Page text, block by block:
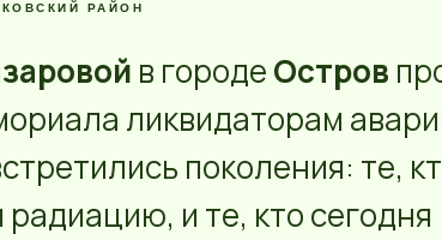
РАЙОН
в городеОстров
ликвидаторам
поколения: те,
и те, кто сегодня